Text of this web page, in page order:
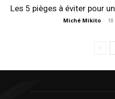
Les 5 pièges à éviter pour
Miché Mikito -